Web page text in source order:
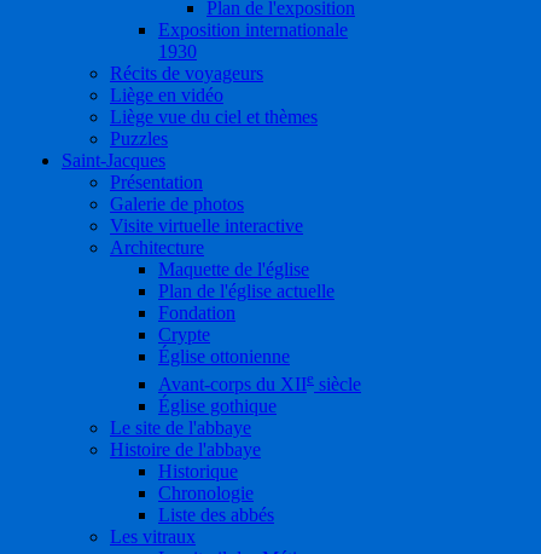
Plan de l'exposition
Exposition internationale
1930
Récits de voyageurs
Liège en vidéo
Liège vue du ciel et thèmes
Puzzles
Saint-Jacques
Présentation
Galerie de photos
Visite virtuelle interactive
Architecture
Maquette de l'église
Plan de l'église actuelle
Fondation
Crypte
Église ottonienne
Avant-corps du XIIe siècle
Église gothique
Le site de l'abbaye
Histoire de l'abbaye
Historique
Chronologie
Liste des abbés
Les vitraux